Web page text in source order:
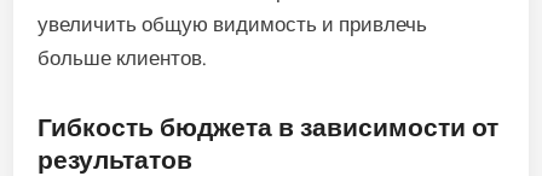
увеличить общую видимость и привлечь
больше клиентов.
Гибкость бюджета в зависимости от
результатов